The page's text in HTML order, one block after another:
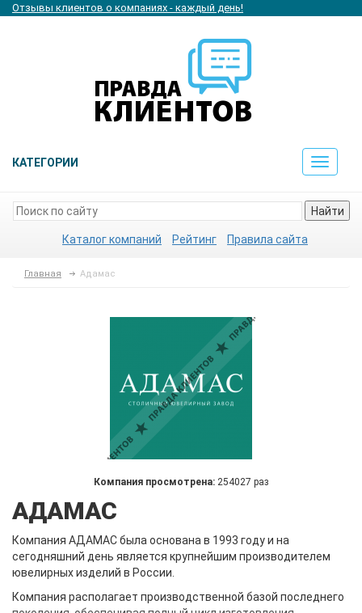
Отзывы клиентов о компаниях - каждый день!
КАТЕГОРИИ
Toggle
Найти
Каталог компаний Рейтинг Правила сайта
Главная Адамас
Компания просмотрена: 254027 раз
АДАМАС
Компания АДАМАС была основана в 1993 году и на
сегодняшний день является крупнейшим производителем
ювелирных изделий в России.
Компания располагает производственной базой последнего